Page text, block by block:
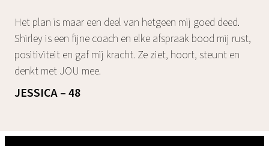
Het plan is maar een deel van hetgeen mij goed deed.
Shirley is een fijne coach en elke afspraak bood mij rust,
positiviteit en gaf mij kracht. Ze ziet, hoort, steunt en
denkt met JOU mee.
JESSICA – 48